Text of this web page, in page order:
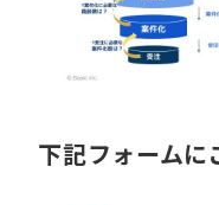
下記フォームに